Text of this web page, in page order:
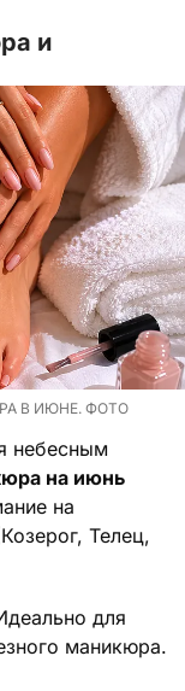
и
В ИЮНЕ. ФОТО
небесным
на июнь
на
Телец,
для
маникюра.